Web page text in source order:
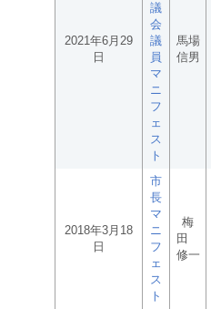
2021年6月29
日
議
会
議
員
マ
ニ
フ
ェ
ス
ト
馬場
信男
2018年3月18
日
市
長
マ
ニ
フ
ェ
ス
ト
梅
田
修一